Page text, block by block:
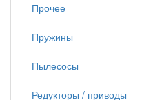
Прочее
Пружины
Пылесосы
Редукторы / приводы